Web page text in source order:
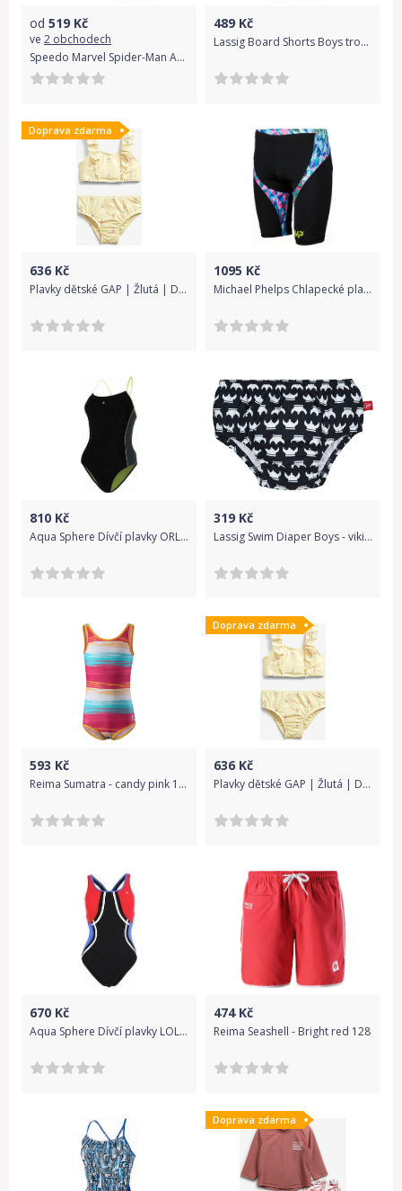
od 519 Kč
ve 2 obchodech
Speedo Marvel Spider-Man Aquashort - navy/red 110
489 Kč
Lassig Board Shorts Boys tropical 80-86
Doprava zdarma
636 Kč
Plavky dětské GAP | Žlutá | Dívčí | 2 roky
1095 Kč
Michael Phelps Chlapecké plavky CHRYSTAL JAMMER černá 8 let / 128-134 cm
810 Kč
Aqua Sphere Dívčí plavky ORLA žlutá/černá 14 let / 164-170 cm
319 Kč
Lassig Swim Diaper Boys - viking 56-68
593 Kč
Reima Sumatra - candy pink 146
Doprava zdarma
636 Kč
Plavky dětské GAP | Žlutá | Dívčí | 18-24 měsíců
670 Kč
Aqua Sphere Dívčí plavky LOLLI - černo/červené červená/černá 14Y
474Kč
Reima Seashell - Bright red 128
Doprava zdarma